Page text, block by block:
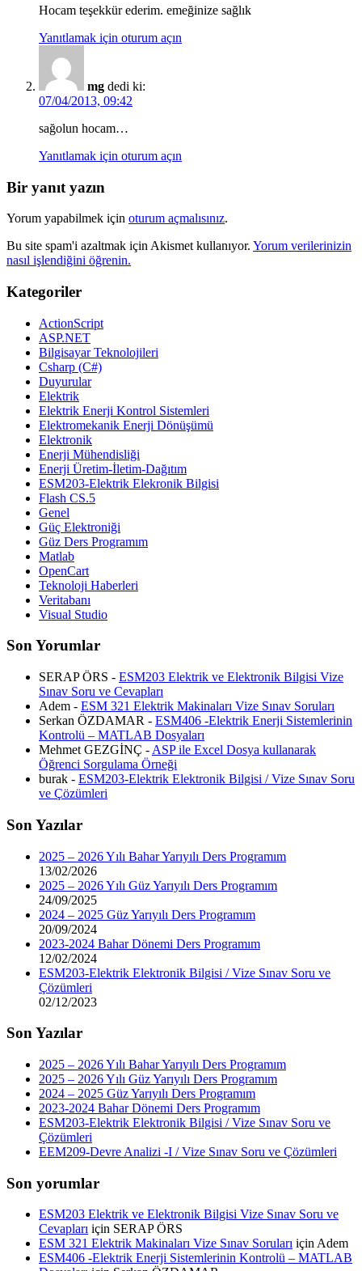
Hocam teşekkür ederim. emeğinize sağlık
Yanıtlamak için oturum açın
mg dedi ki:
07/04/2013, 09:42
sağolun hocam…
Yanıtlamak için oturum açın
Bir yanıt yazın
Yorum yapabilmek için oturum açmalısınız.
Bu site spam'i azaltmak için Akismet kullanıyor. Yorum verilerinizin
nasıl işlendiğini öğrenin.
Kategoriler
ActionScript
ASP.NET
Bilgisayar Teknolojileri
Csharp (C#)
Duyurular
Elektrik
Elektrik Enerji Kontrol Sistemleri
Elektromekanik Enerji Dönüşümü
Elektronik
Enerji Mühendisliği
Enerji Üretim-İletim-Dağıtım
ESM203-Elektrik Elekronik Bilgisi
Flash CS.5
Genel
Güç Elektroniği
Güz Ders Programım
Matlab
OpenCart
Teknoloji Haberleri
Veritabanı
Visual Studio
Son Yorumlar
SERAP ÖRS - ESM203 Elektrik ve Elektronik Bilgisi Vize
Sınav Soru ve Cevapları
Adem - ESM 321 Elektrik Makinaları Vize Sınav Soruları
Serkan ÖZDAMAR - ESM406 -Elektrik Enerji Sistemlerinin
Kontrolü – MATLAB Dosyaları
Mehmet GEZGİNÇ - ASP ile Excel Dosya kullanarak
Öğrenci Sorgulama Örneği
burak - ESM203-Elektrik Elektronik Bilgisi / Vize Sınav Soru
ve Çözümleri
Son Yazılar
2025 – 2026 Yılı Bahar Yarıyılı Ders Programım
13/02/2026
2025 – 2026 Yılı Güz Yarıyılı Ders Programım
24/09/2025
2024 – 2025 Güz Yarıyılı Ders Programım
20/09/2024
2023-2024 Bahar Dönemi Ders Programım
12/02/2024
ESM203-Elektrik Elektronik Bilgisi / Vize Sınav Soru ve
Çözümleri
02/12/2023
Son Yazılar
2025 – 2026 Yılı Bahar Yarıyılı Ders Programım
2025 – 2026 Yılı Güz Yarıyılı Ders Programım
2024 – 2025 Güz Yarıyılı Ders Programım
2023-2024 Bahar Dönemi Ders Programım
ESM203-Elektrik Elektronik Bilgisi / Vize Sınav Soru ve
Çözümleri
EEM209-Devre Analizi -I / Vize Sınav Soru ve Çözümleri
Son yorumlar
ESM203 Elektrik ve Elektronik Bilgisi Vize Sınav Soru ve
Cevapları için SERAP ÖRS
ESM 321 Elektrik Makinaları Vize Sınav Soruları içinAdem
ESM406 -Elektrik Enerji Sistemlerinin Kontrolü – MATLAB